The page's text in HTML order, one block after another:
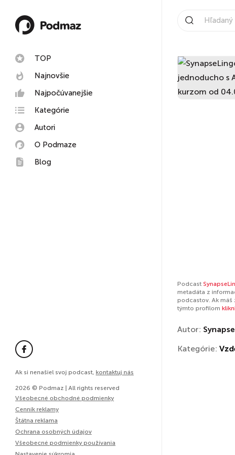
TOP
Najnovšie
Najpočúvanejšie
Kategórie
Autori
O Podmaze
Blog
Ak si nenašiel svoj podcast, kontaktuj nás
2026 © Podmaz | All rights reserved
Všeobecné obchodné podmienky
Cenník reklamy
Štátna reklama
Ochrana osobných údajov
Všeobecné podmienky používania
Podcast
metadáta z
podcastov. Ak
týmto profilom
Autor:
Kategórie: